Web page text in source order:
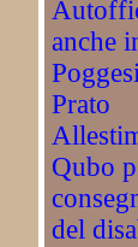
anche
Prato
Qubo
del